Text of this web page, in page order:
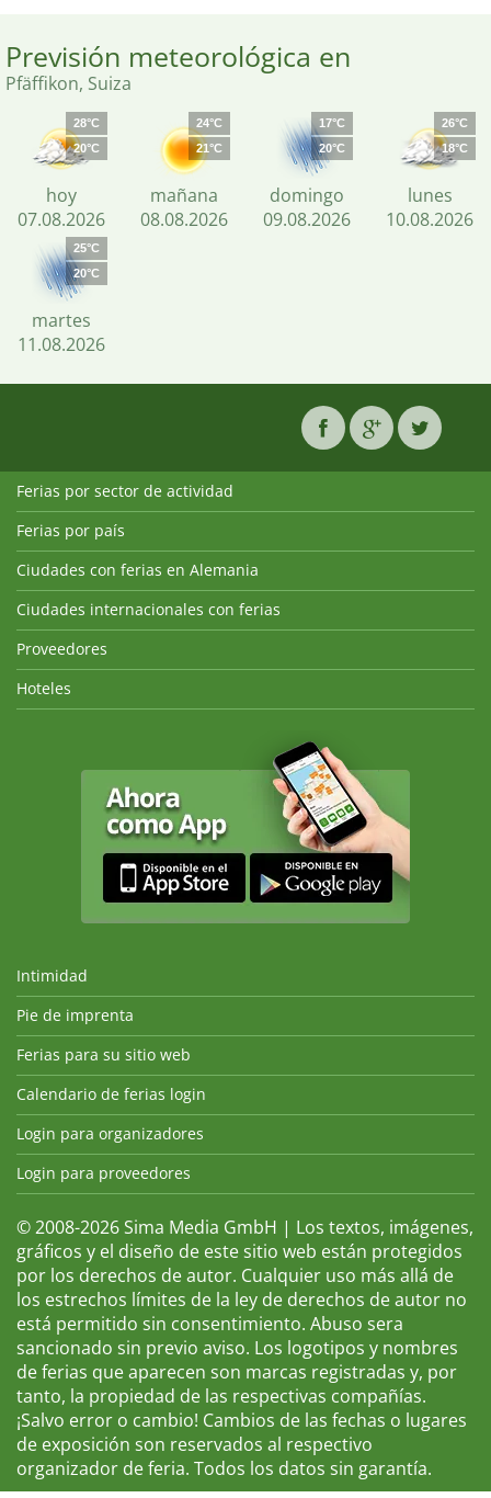
Previsión meteorológica en
Pfäffikon, Suiza
28°C
20°C
hoy
07.08.2026
24°C
21°C
mañana
08.08.2026
17°C
20°C
domingo
09.08.2026
26°C
18°C
lunes
10.08.2026
25°C
20°C
martes
11.08.2026
Ferias por sector de actividad
Ferias por país
Ciudades con ferias en Alemania
Ciudades internacionales con ferias
Proveedores
Hoteles
Intimidad
Pie de imprenta
Ferias para su sitio web
Calendario de ferias login
Login para organizadores
Login para proveedores
© 2008-2026 Sima Media GmbH | Los textos, imágenes,
gráficos y el diseño de este sitio web están protegidos
por los derechos de autor. Cualquier uso más allá de
los estrechos límites de la ley de derechos de autor no
está permitido sin consentimiento. Abuso sera
sancionado sin previo aviso. Los logotipos y nombres
de ferias que aparecen son marcas registradas y, por
tanto, la propiedad de las respectivas compañías.
¡Salvo error o cambio! Cambios de las fechas o lugares
de exposición son reservados al respectivo
organizador de feria. Todos los datos sin garantía.